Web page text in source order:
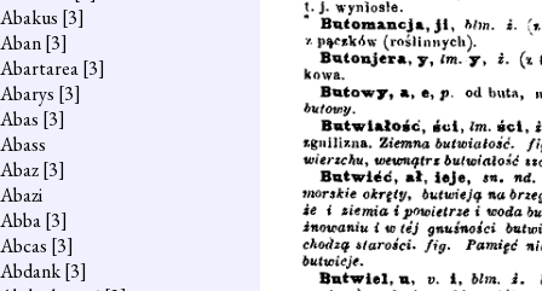
Abakus [3]
Aban[3]
Abartarea[3]
Abarys [3]
Abas [3]
Abass
Abaz[3]
Abazi
Abba[3]
Abcas [3]
Abdank[3]